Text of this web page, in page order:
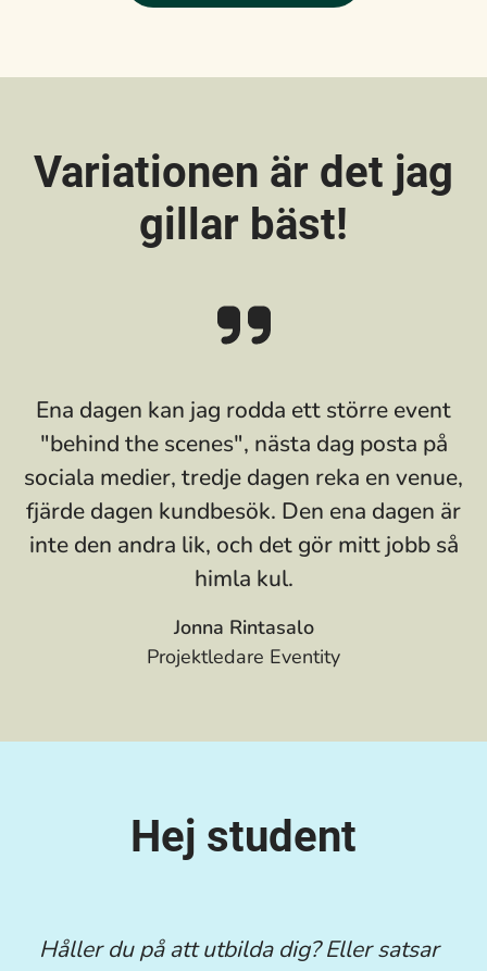
Variationen är det jag
gillar bäst!
Ena dagen kan jag rodda ett större event
"behind the scenes", nästa dag posta på
sociala medier, tredje dagen reka en venue,
fjärde dagen kundbesök. Den ena dagen är
inte den andra lik, och det gör mitt jobb så
himla kul.
Jonna Rintasalo
Projektledare Eventity
Hej student
Håller du på att utbilda dig? Eller satsar